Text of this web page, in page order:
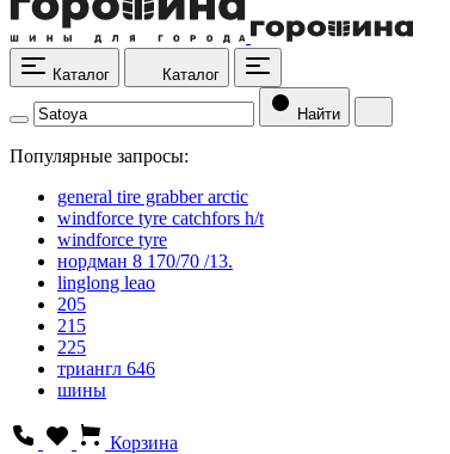
Каталог Каталог
Найти
Популярные запросы:
general tire grabber arctic
windforce tyre catchfors h/t
windforce tyre
нордман 8 170/70 /13.
linglong leao
205
215
225
триангл 646
шины
Корзина